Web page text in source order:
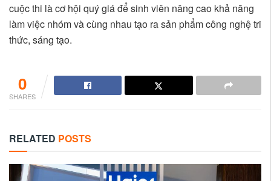
cuộc thi là cơ hội quý giá để sinh viên nâng cao khả năng
làm việc nhóm và cùng nhau tạo ra sản phẩm công nghệ tri
thức, sáng tạo.
0
SHARES
RELATED POSTS